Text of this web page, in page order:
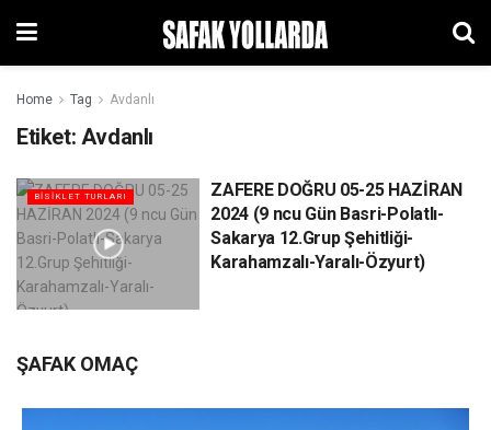
Home Tag Avdanlı
Etiket: Avdanlı
BİSİKLET TURLARI
ZAFERE DOĞRU 05-25 HAZİRAN
2024 (9 ncu Gün Basri-Polatlı-
Sakarya 12.Grup Şehitliği-
Karahamzalı-Yaralı-Özyurt)
ŞAFAK OMAÇ